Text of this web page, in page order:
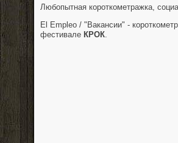
Любопытная короткометражка,
El Empleo / "Вакансии" -
фестивале КРОК.